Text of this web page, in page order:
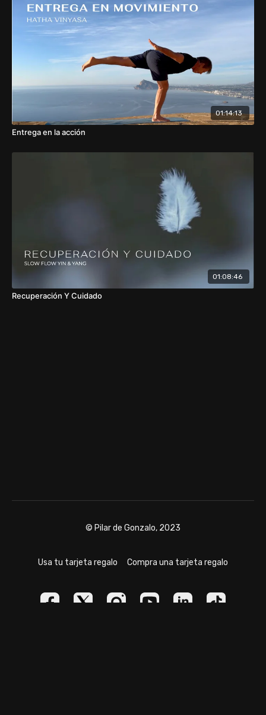
01:14:13
Entrega en la acción
01:08:46
Recuperación Y Cuidado
© Pilar de Gonzalo, 2023
Usa tu tarjeta regalo Compra una tarjeta regalo